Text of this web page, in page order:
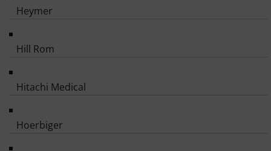
Heymer
Hill Rom
Hitachi Medical
Hoerbiger